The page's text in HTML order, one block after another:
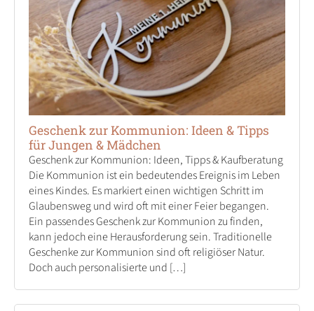
Geschenk zur Kommunion: Ideen & Tipps
für Jungen & Mädchen
Geschenk zur Kommunion: Ideen, Tipps & Kaufberatung
Die Kommunion ist ein bedeutendes Ereignis im Leben
eines Kindes. Es markiert einen wichtigen Schritt im
Glaubensweg und wird oft mit einer Feier begangen.
Ein passendes Geschenk zur Kommunion zu finden,
kann jedoch eine Herausforderung sein. Traditionelle
Geschenke zur Kommunion sind oft religiöser Natur.
Doch auch personalisierte und […]